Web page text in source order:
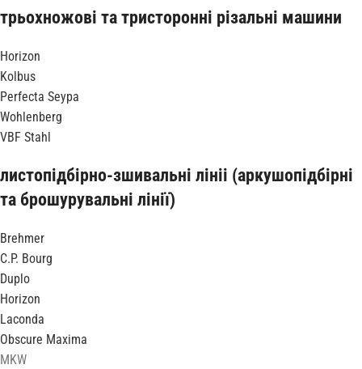
трьохножові та тристоронні різальні машини
Horizon
Kolbus
Perfecta Seypa
Wohlenberg
VBF Stahl
листопідбірно-зшивальні лініі (аркушопідбірні
та брошурувальні лінії)
Brehmer
C.P. Bourg
Duplo
Horizon
Laconda
Obscure Maxima
MKW